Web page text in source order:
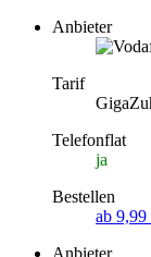
Anbieter
Tarif
Telefonflat
ja
Bestellen
ab 9,99
Anbieter